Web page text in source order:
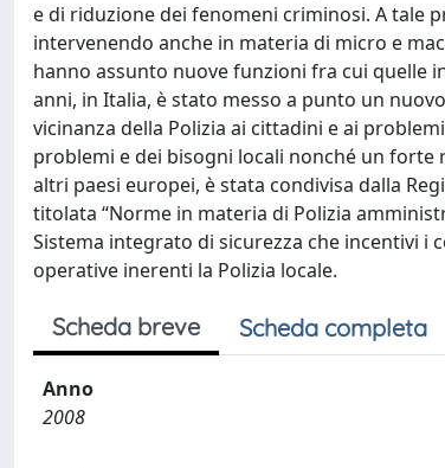
e di riduzione dei fenomeni criminosi. A tale
intervenendo anche in materia di micro e
hanno assunto nuove funzioni fra cui quelle
anni, in Italia, è stato messo a punto un
vicinanza della Polizia ai cittadini e ai
problemi e dei bisogni locali nonché un
altri paesi europei, è stata condivisa dalla
titolata “Norme in materia di Polizia
Sistema integrato di sicurezza che incentivi i
operative inerenti la Polizia locale.
Scheda breve Scheda completa
Anno
2008